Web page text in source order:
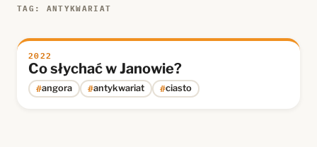
TAG: ANTYKWARIAT
2022
Co słychać w Janowie?
#angora #antykwariat #ciasto